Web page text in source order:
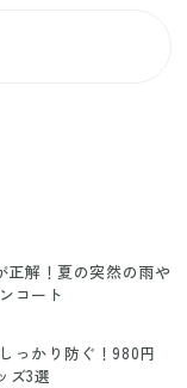
正解！夏の突然の雨や
コート
っかり防ぐ！980円
ズ3選